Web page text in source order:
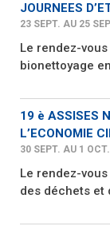
JOURNEES
23 SEPT. AU 25
Le rendez-
bionettoyage
19 è ASSISES
L’ECONOMIE
30 SEPT. AU 1
Le rendez-
des déchets et